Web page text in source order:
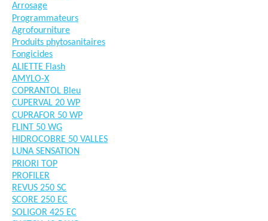
Arrosage
Programmateurs
Agrofourniture
Produits phytosanitaires
Fongicides
ALIETTE Flash
AMYLO-X
COPRANTOL Bleu
CUPERVAL 20 WP
CUPRAFOR 50 WP
FLINT 50 WG
HIDROCOBRE 50 VALLES
LUNA SENSATION
PRIORI TOP
PROFILER
REVUS 250 SC
SCORE 250 EC
SOLIGOR 425 EC